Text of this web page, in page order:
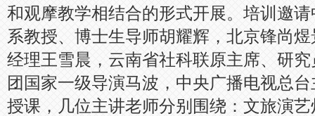
和观摩教学相结合的形式开展。培训邀
系教授、博士生导师胡耀辉，北京锋尚
经理王雪晨，云南省社科联原主席、研
团国家一级导演马波，中央广播电视总
授课，几位主讲老师分别围绕：文旅演